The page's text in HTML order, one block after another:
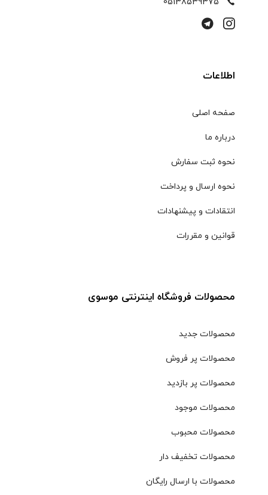
اطلاعات
صفحه اصلی
درباره ما
نحوه ثبت سفارش
نحوه ارسال و پرداخت
انتقادات و پیشنهادات
قوانین و مقررات
محصولات فروشگاه اینترنتی موسوی
محصولات جدید
محصولات پر فروش
محصولات پر بازدید
محصولات موجود
محصولات محبوب
محصولات تخفیف دار
محصولات با ارسال رایگان